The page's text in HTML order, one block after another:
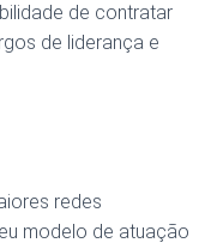
de contratar
de liderança e
redes
modelo de atuação